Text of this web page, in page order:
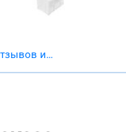
и